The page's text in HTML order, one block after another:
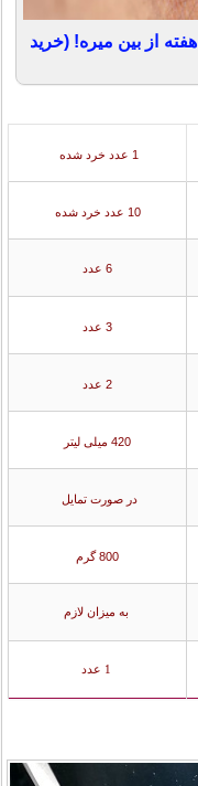
جای هر زخم و بخیه با این روش در 3 هفته از بین میره! (خرید
1 عدد خرد شده
10 عدد خرد شده
6 عدد
در صورت تمایل
به میزان لازم